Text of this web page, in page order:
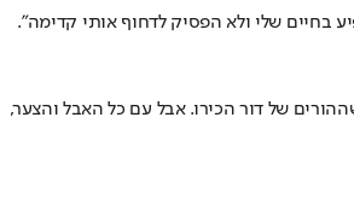
בחיים שלי ולא הפסיק לדחוף אותי קדימה".
על אשתי, מירנה, ועל בתנו, מילה, שההורים של דור הכירו. אבל עם כל האבל והצער,